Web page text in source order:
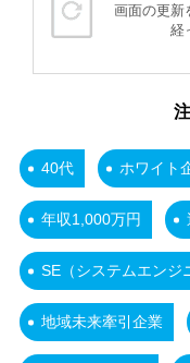
画面の更新
経
40代 ホワイト
年収1,000万円
SE（システムエンジ
地域未来牽引企業